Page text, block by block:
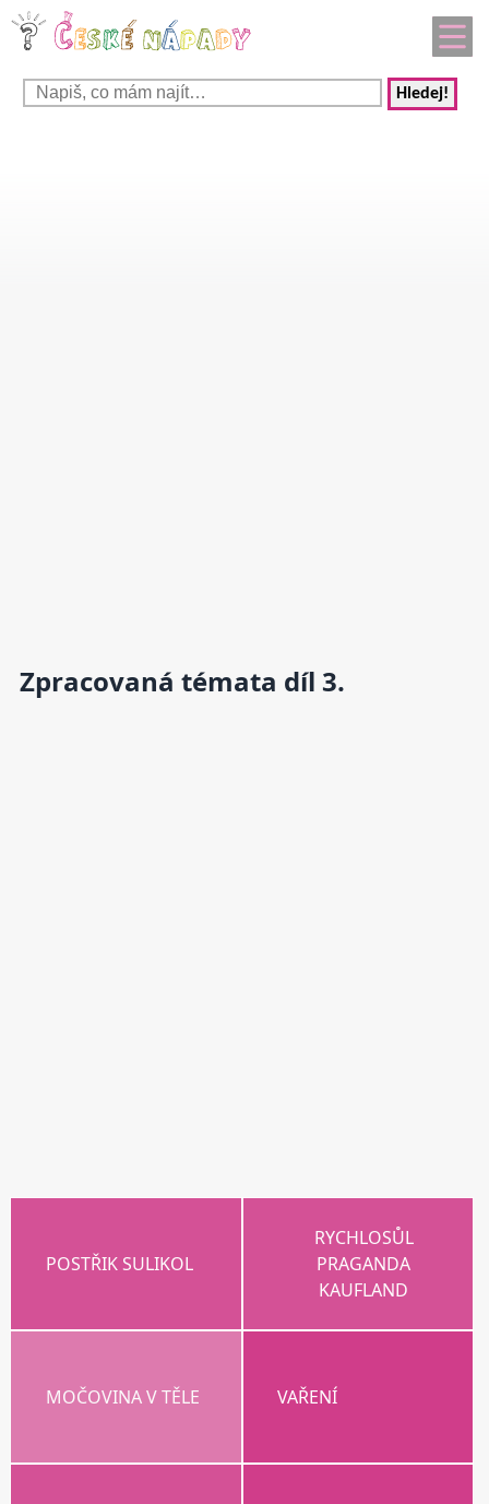
Hledej!
Zpracovaná témata díl 3.
POSTŘIK SULIKOL
RYCHLOSŮL
PRAGANDA
KAUFLAND
MOČOVINA V TĚLE VAŘENÍ